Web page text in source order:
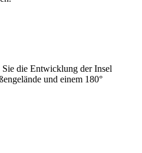
die Entwicklung der Insel
und einem 180°